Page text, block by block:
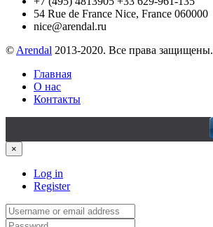
54 Rue de France Nice, France 060000
nice@arendal.ru
© Arendal 2013-2020. Все права защищены.
Главная
О нас
Контакты
×
Log in
Register